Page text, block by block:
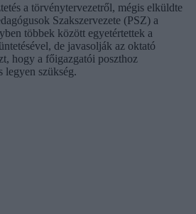
a törvénytervezetről, mégis elküldte
Szakszervezete (PSZ) a
többek között egyetértettek a
de javasolják az oktató
hogy a főigazgatói poszthoz
legyen szükség.